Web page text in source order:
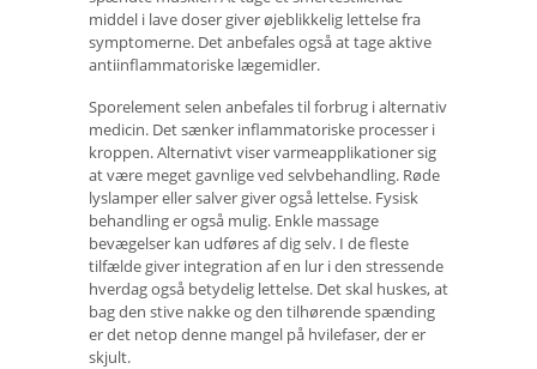
middel i lave doser giver øjeblikkelig lettelse fra
symptomerne. Det anbefales også at tage aktive
antiinflammatoriske lægemidler.
Sporelement selen anbefales til forbrug i alternativ
medicin. Det sænker inflammatoriske processer i
kroppen. Alternativt viser varmeapplikationer sig
at være meget gavnlige ved selvbehandling. Røde
lyslamper eller salver giver også lettelse. Fysisk
behandling er også mulig. Enkle massage
bevægelser kan udføres af dig selv. I de fleste
tilfælde giver integration af en lur i den stressende
hverdag også betydelig lettelse. Det skal huskes, at
bag den stive nakke og den tilhørende spænding
er det netop denne mangel på hvilefaser, der er
skjult.